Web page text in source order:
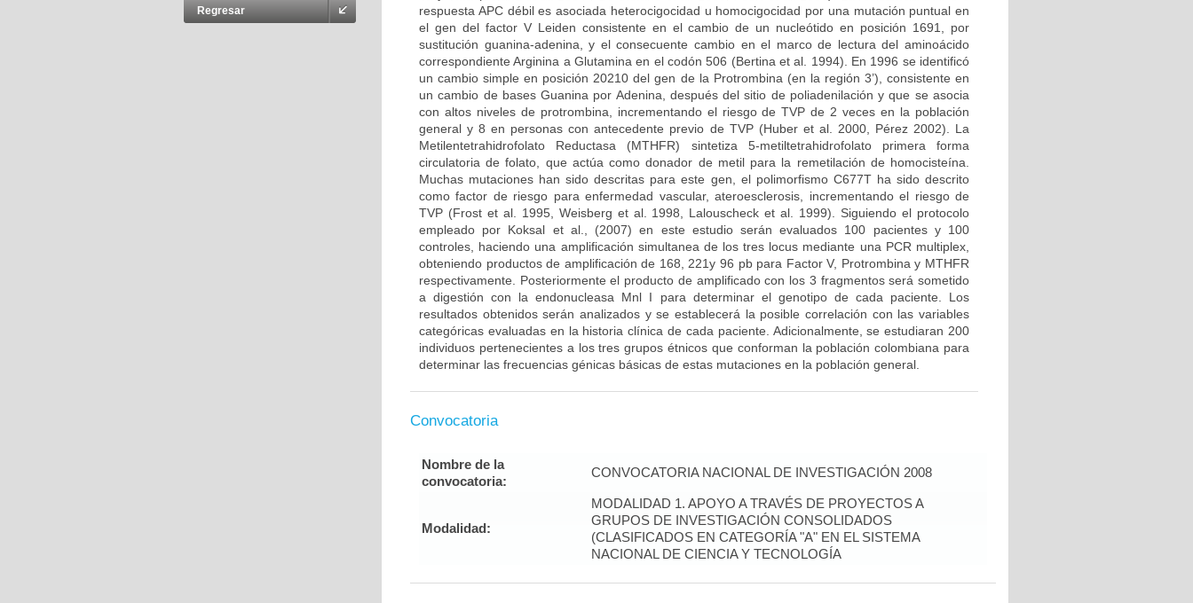
Regresar
respuesta APC débil es asociada heterocigocidad u homocigocidad por una mutación puntual en
el gen del factor V Leiden consistente en el cambio de un nucleótido en posición 1691, por
sustitución guanina-adenina, y el consecuente cambio en el marco de lectura del aminoácido
correspondiente Arginina a Glutamina en el codón 506 (Bertina et al. 1994). En 1996 se identificó
un cambio simple en posición 20210 del gen de la Protrombina (en la región 3’), consistente en
un cambio de bases Guanina por Adenina, después del sitio de poliadenilación y que se asocia
con altos niveles de protrombina, incrementando el riesgo de TVP de 2 veces en la población
general y 8 en personas con antecedente previo de TVP (Huber et al. 2000, Pérez 2002). La
Metilentetrahidrofolato Reductasa (MTHFR) sintetiza 5-metiltetrahidrofolato primera forma
circulatoria de folato, que actúa como donador de metil para la remetilación de homocisteína.
Muchas mutaciones han sido descritas para este gen, el polimorfismo C677T ha sido descrito
como factor de riesgo para enfermedad vascular, ateroesclerosis, incrementando el riesgo de
TVP (Frost et al. 1995, Weisberg et al. 1998, Lalouscheck et al. 1999). Siguiendo el protocolo
empleado por Koksal et al., (2007) en este estudio serán evaluados 100 pacientes y 100
controles, haciendo una amplificación simultanea de los tres locus mediante una PCR multiplex,
obteniendo productos de amplificación de 168, 221y 96 pb para Factor V, Protrombina y MTHFR
respectivamente. Posteriormente el producto de amplificado con los 3 fragmentos será sometido
a digestión con la endonucleasa Mnl I para determinar el genotipo de cada paciente. Los
resultados obtenidos serán analizados y se establecerá la posible correlación con las variables
categóricas evaluadas en la historia clínica de cada paciente. Adicionalmente, se estudiaran 200
individuos pertenecientes a los tres grupos étnicos que conforman la población colombiana para
determinar las frecuencias génicas básicas de estas mutaciones en la población general.
Convocatoria
Nombre de la
convocatoria:
CONVOCATORIA NACIONAL DE INVESTIGACIÓN 2008
Modalidad:
MODALIDAD 1. APOYO A TRAVÉS DE PROYECTOS A
GRUPOS DE INVESTIGACIÓN CONSOLIDADOS
(CLASIFICADOS EN CATEGORÍA "A" EN EL SISTEMA
NACIONAL DE CIENCIA Y TECNOLOGÍA